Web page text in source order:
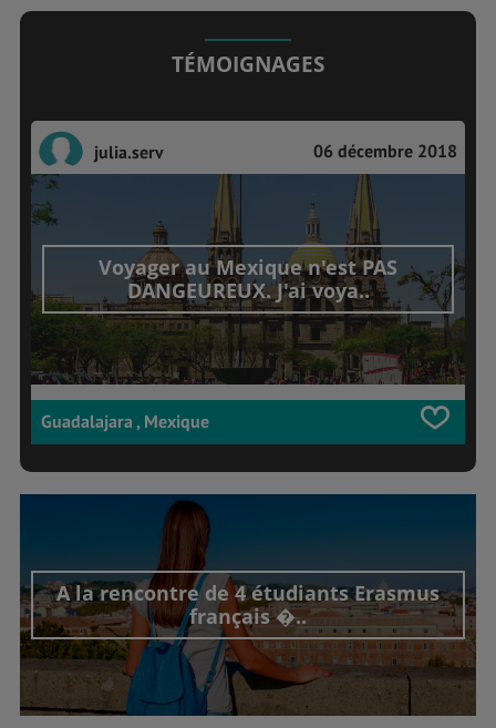
TÉMOIGNAGES
julia.serv 06 décembre 2018
Voyager au Mexique n'est PAS
DANGEUREUX. J'ai voya..
Guadalajara , Mexique
A la rencontre de 4 étudiants Erasmus
français �..